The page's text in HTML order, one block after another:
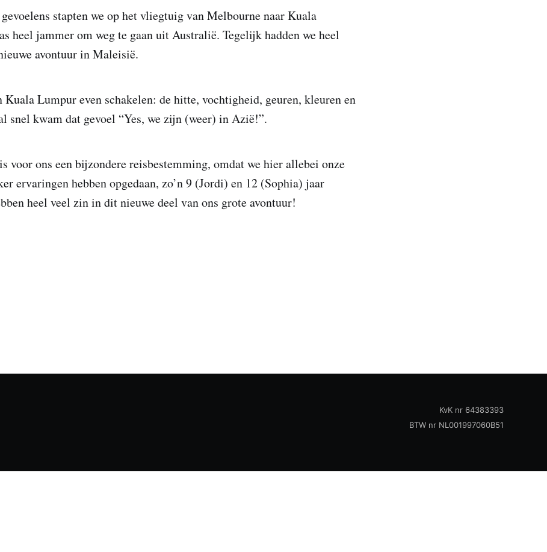
stapten we op het vliegtuig van Melbourne naar Kuala
heel jammer om weg te gaan uit Australië. Tegelijk hadden we heel
avontuur in Maleisië.
Lumpur even schakelen: de hitte, vochtigheid, geuren, kleuren en
snel kwam dat gevoel “Yes, we zijn (weer) in Azië!”.
voor ons een bijzondere reisbestemming, omdat we hier allebei onze
ervaringen hebben opgedaan, zo’n 9 (Jordi) en 12 (Sophia) jaar
heel veel zin in dit nieuwe deel van ons grote avontuur!
KvK nr 64383393
BTW nr NL001997060B51